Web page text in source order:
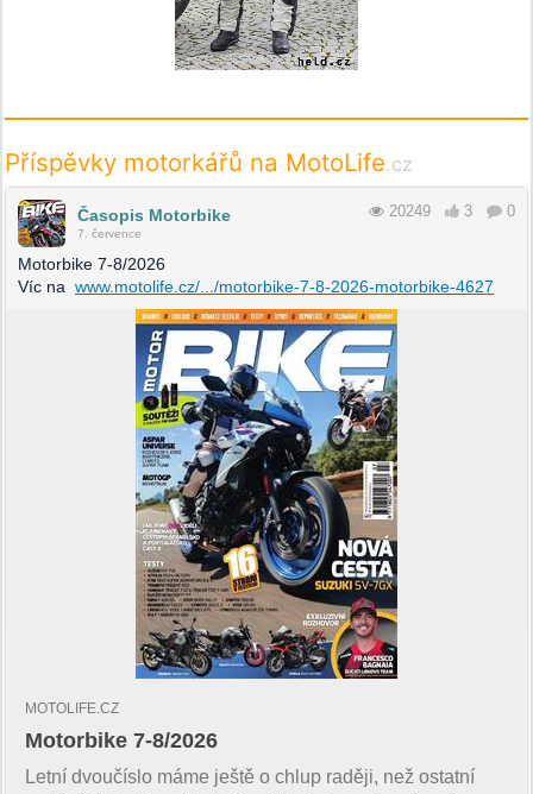
Příspěvky motorkářů na MotoLife.cz
Časopis Motorbike
7. července
20249 3 0
Motorbike 7-8/2026
Víc na www.motolife.cz/.../motorbike-7-8-2026-motorbike-4627
MOTOLIFE.CZ
Motorbike 7-8/2026
Letní dvoučíslo máme ještě o chlup raději, než ostatní